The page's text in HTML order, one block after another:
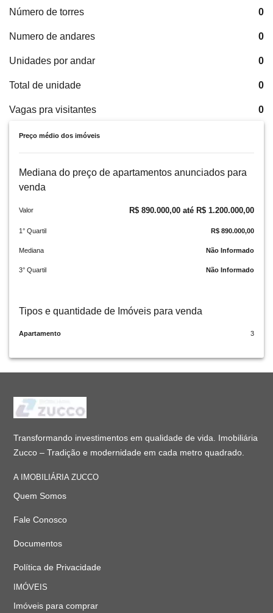
Número de torres 0
Numero de andares 0
Unidades por andar 0
Total de unidade 0
Vagas pra visitantes 0
Preço médio dos imóveis
Mediana do preço de apartamentos anunciados para
venda
Valor R$ 890.000,00 até R$ 1.200.000,00
1° Quartil R$ 890.000,00
Mediana Não Informado
3° Quartil Não Informado
Tipos e quantidade de Imóveis para venda
Apartamento 3
Transformando investimentos em qualidade de vida. Imobiliária
Zucco – Tradição e modernidade em cada metro quadrado.
A IMOBILIÁRIA ZUCCO
Quem Somos
Fale Conosco
Documentos
Política de Privacidade
IMÓVEIS
Imóveis para comprar